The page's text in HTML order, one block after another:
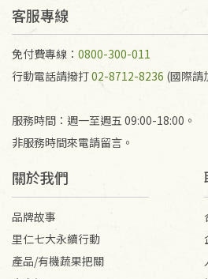
不接受退貨之手抄稿，為敬重法
代為結緣處理等。 若需將手抄
產生的運費100元/箱將由消費者
客服專線
免付費專線： 0800-300-011
行動電話請撥打02-8712-8236 (國際請
服務時間：週一至週五 09:00-18:00。
非服務時間來電請留言。
關於我們
品牌故事
里仁七大永續行動
產品/有機蔬果把關